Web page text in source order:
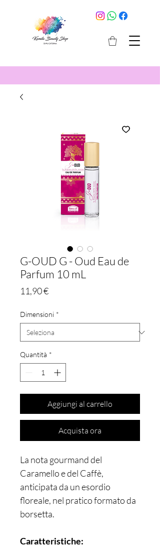
G-OUD G - Oud Eau de
Parfum 10 mL
11,90 €Prezzo
Dimensioni *
Quantità *
Aggiungi al carrello
Acquista ora
La nota gourmand del
Caramello e del Caffè,
anticipata da un esordio
floreale, nel pratico formato da
borsetta.
Caratteristiche: